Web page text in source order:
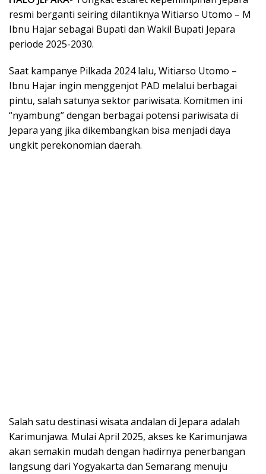
resmi berganti seiring dilantiknya Witiarso Utomo – M
Ibnu Hajar sebagai Bupati dan Wakil Bupati Jepara
periode 2025-2030.
Saat kampanye Pilkada 2024 lalu, Witiarso Utomo –
Ibnu Hajar ingin menggenjot PAD melalui berbagai
pintu, salah satunya sektor pariwisata. Komitmen ini
“nyambung” dengan berbagai potensi pariwisata di
Jepara yang jika dikembangkan bisa menjadi daya
ungkit perekonomian daerah.
Salah satu destinasi wisata andalan di Jepara adalah
Karimunjawa. Mulai April 2025, akses ke Karimunjawa
akan semakin mudah dengan hadirnya penerbangan
langsung dari Yogyakarta dan Semarang menuju